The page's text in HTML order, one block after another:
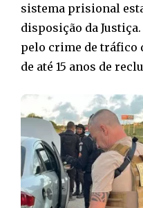
sistema prisional
disposição da
pelo crime de tráfico
de até 15 anos de